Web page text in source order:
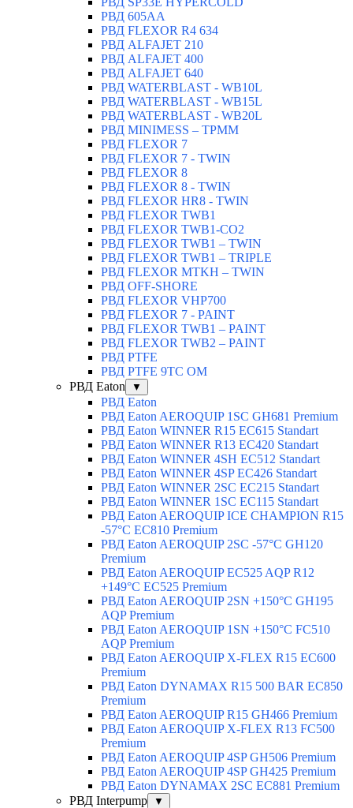
РВД 605AA
РВД FLEXOR R4 634
РВД ALFAJET 210
РВД ALFAJET 400
РВД ALFAJET 640
РВД WATERBLAST - WB10L
РВД WATERBLAST - WB15L
РВД WATERBLAST - WB20L
РВД MINIMESS – TPMM
РВД FLEXOR 7
РВД FLEXOR 7 - TWIN
РВД FLEXOR 8
РВД FLEXOR 8 - TWIN
РВД FLEXOR HR8 - TWIN
РВД FLEXOR TWB1
РВД FLEXOR TWB1-CO2
РВД FLEXOR TWB1 – TWIN
РВД FLEXOR TWB1 – TRIPLE
РВД FLEXOR MTKH – TWIN
РВД OFF-SHORE
РВД FLEXOR VHP700
РВД FLEXOR 7 - PAINT
РВД FLEXOR TWB1 – PAINT
РВД FLEXOR TWB2 – PAINT
РВД PTFE
РВД PTFE 9TC OM
РВД Eaton
▼
РВД Eaton
РВД Eaton AEROQUIP 1SC GH681 Premium
РВД Eaton WINNER R15 EC615 Standart
РВД Eaton WINNER R13 EC420 Standart
РВД Eaton WINNER 4SH EC512 Standart
РВД Eaton WINNER 4SP EC426 Standart
РВД Eaton WINNER 2SC EC215 Standart
РВД Eaton WINNER 1SC EC115 Standart
РВД Eaton AEROQUIP ICE CHAMPION R15
-57°C EC810 Premium
РВД Eaton AEROQUIP 2SC -57°C GH120
Premium
РВД Eaton AEROQUIP EC525 AQP R12
+149°C EC525 Premium
РВД Eaton AEROQUIP 2SN +150°C GH195
AQP Premium
РВД Eaton AEROQUIP 1SN +150°C FC510
AQP Premium
РВД Eaton AEROQUIP X-FLEX R15 EC600
Premium
РВД Eaton DYNAMAX R15 500 BAR EC850
Premium
РВД Eaton AEROQUIP R15 GH466 Premium
РВД Eaton AEROQUIP X-FLEX R13 FC500
Premium
РВД Eaton AEROQUIP 4SP GH506 Premium
РВД Eaton AEROQUIP 4SP GH425 Premium
РВД Eaton DYNAMAX 2SC EC881 Premium
РВД Interpump
▼